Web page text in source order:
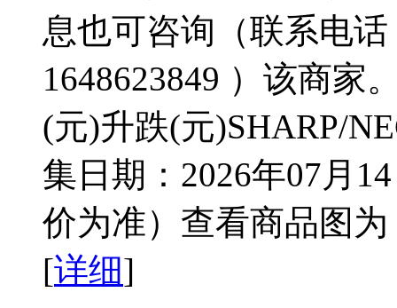
息也可咨询（联系电话
1648623849 ）该商家
(元)升跌(元)SHARP/
集日期：2026年07月
价为准）查看商品图为
[详细]